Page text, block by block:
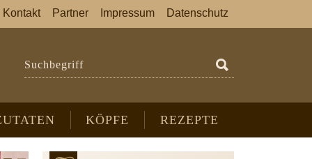
Suchbegriff
KÖPFE REZEPTE
Kontakt Partner Impressum Datenschutz